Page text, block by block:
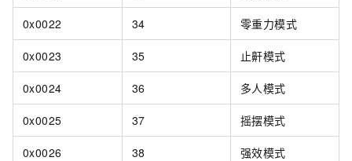
0x0022 34 零重力模式
0x0023 35 止鼾模式
0x0024 36 多人模式
0x0025 37 摇摆模式
0x0026 38 强效模式